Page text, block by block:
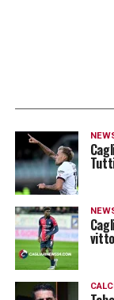
LA PLAYLIST